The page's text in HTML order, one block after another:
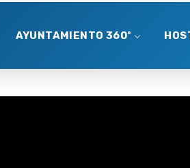
AYUNTAMIENTO 360º